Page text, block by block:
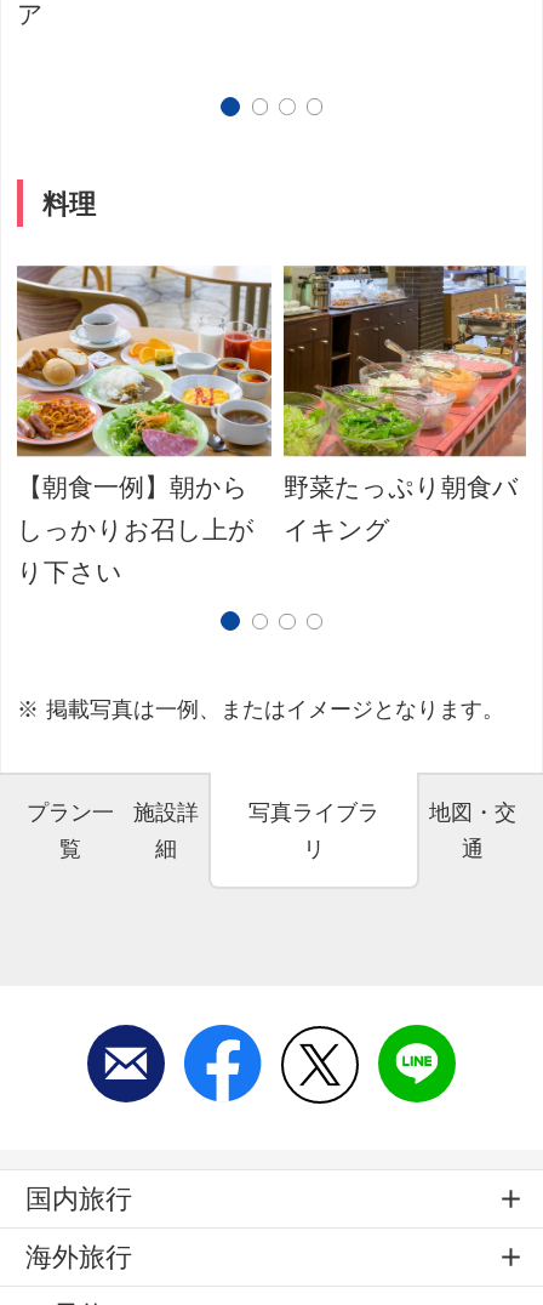
ア
料理
【朝食一例】朝から
しっかりお召し上が
り下さい
野菜たっぷり朝食バ
イキング
掲載写真は一例、またはイメージとなります。
プラン一
覧
施設詳
細
写真ライブラ
リ
地図・交
通
国内旅行
海外旅行